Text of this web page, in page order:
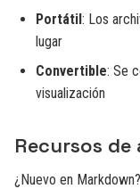
Portátil: Los
lugar
Convertible: Se
visualización
Recursos de
¿Nuevo en